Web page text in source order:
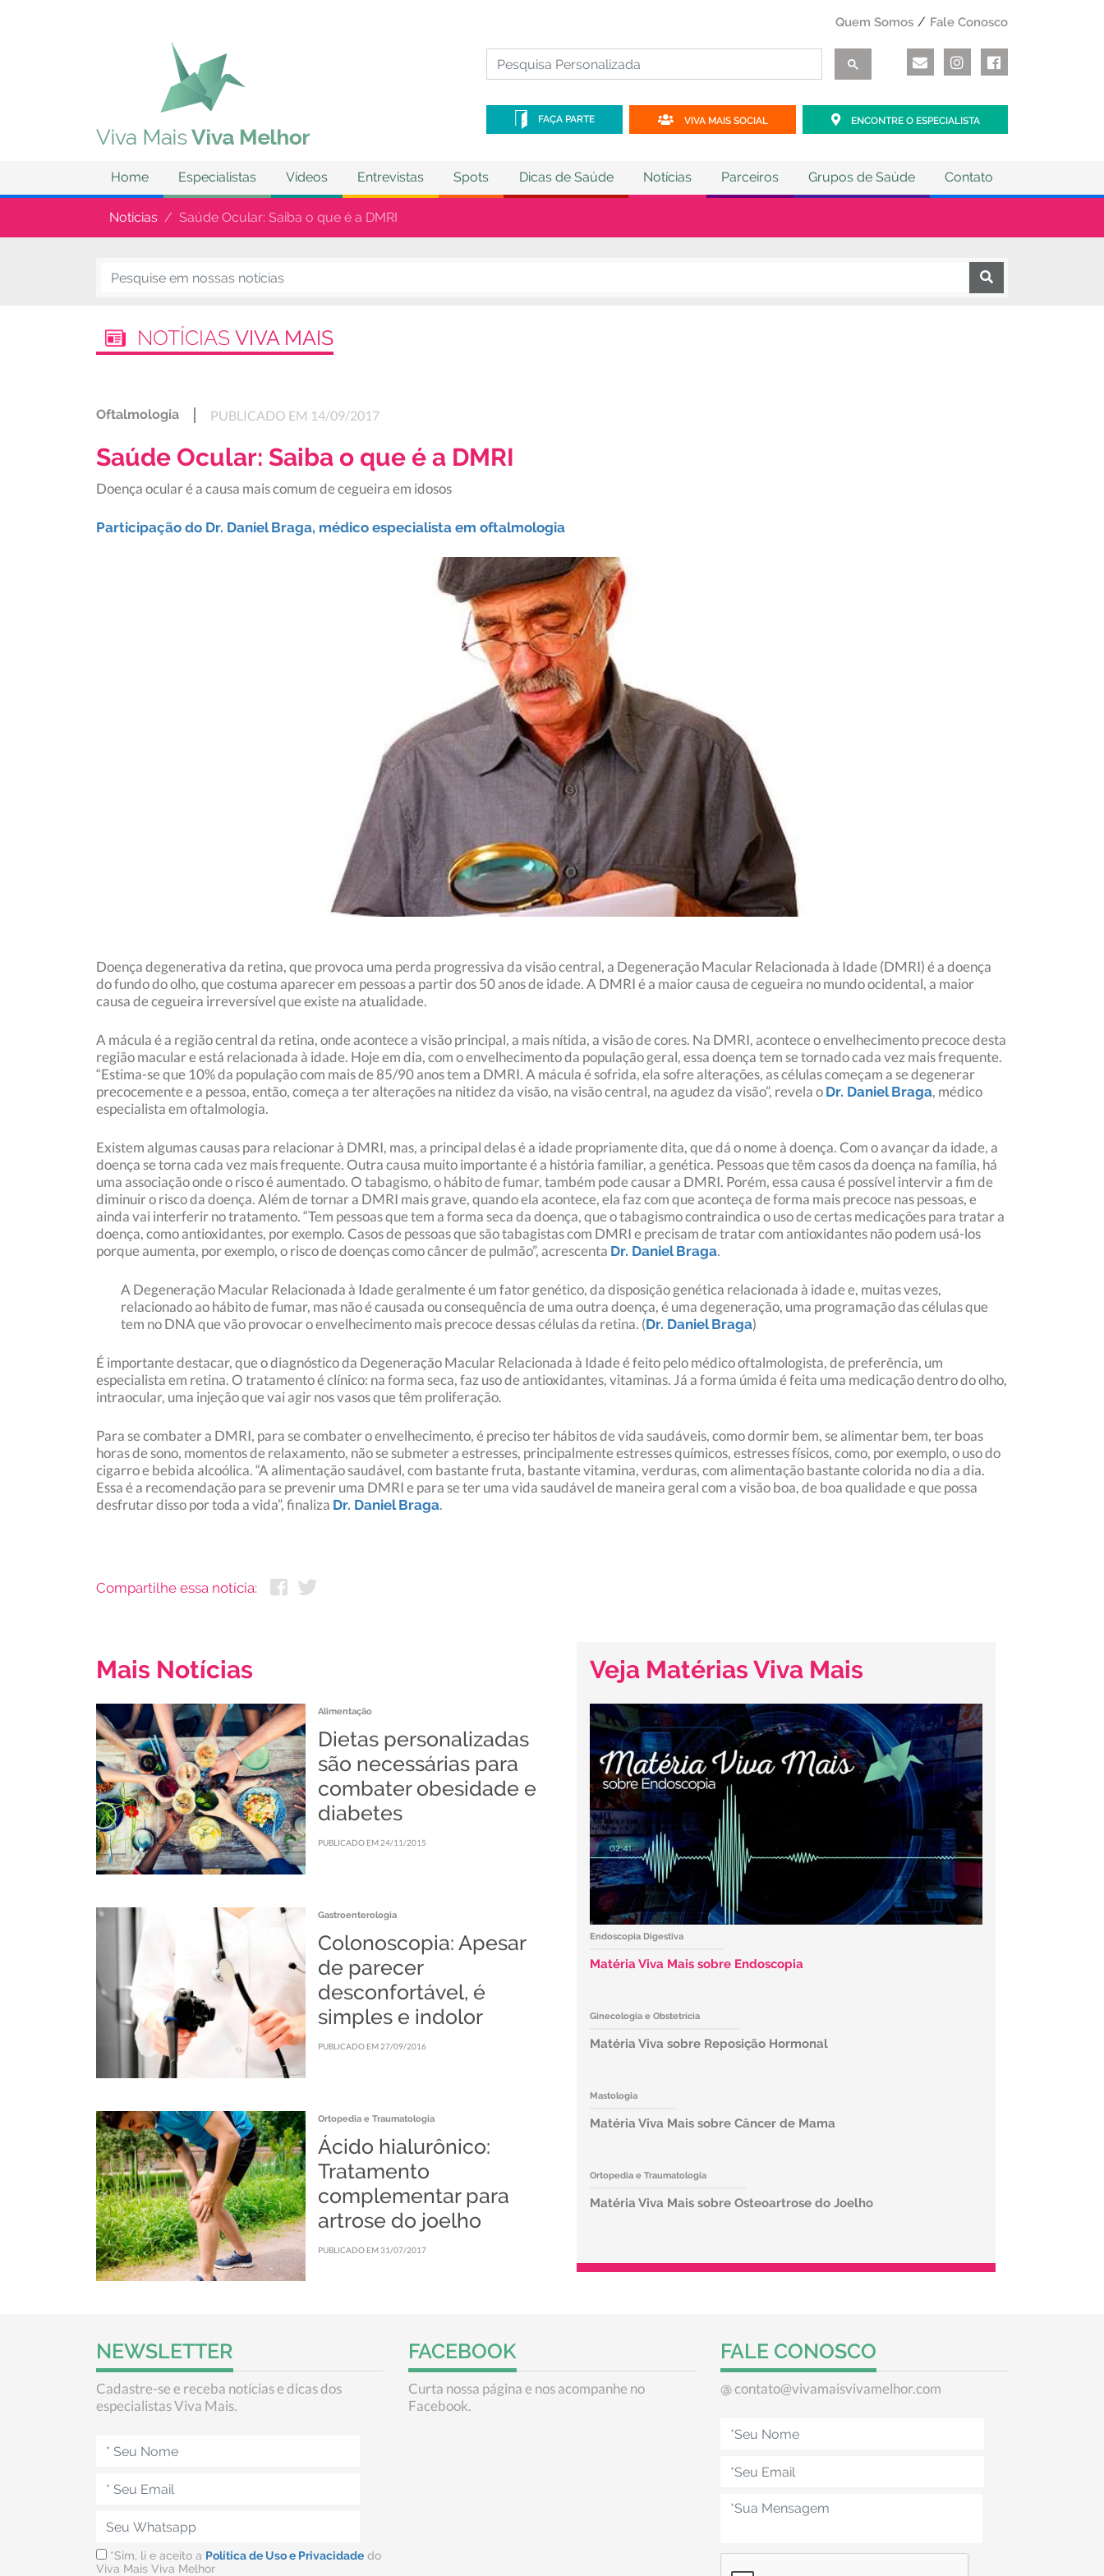
Quem Somos Fale Conosco
FAÇA PARTE VIVA MAIS SOCIAL ENCONTRE O ESPECIALISTA
Home Especialistas Vídeos Entrevistas Spots Dicas de Saúde Notícias Parceiros Grupos de Saúde Contato
Notícias Saúde Ocular: Saiba o que é a DMRI
NOTÍCIAS VIVA MAIS
Oftalmologia PUBLICADO EM 14/09/2017
Saúde Ocular: Saiba o que é a DMRI
Doença ocular é a causa mais comum de cegueira em idosos
Participação do Dr. Daniel Braga, médico especialista em oftalmologia
Doença degenerativa da retina, que provoca uma perda progressiva da visão central, a Degeneração Macular Relacionada à Idade (DMRI) é a doença
do fundo do olho, que costuma aparecer em pessoas a partir dos 50 anos de idade. A DMRI é a maior causa de cegueira no mundo ocidental, a maior
causa de cegueira irreversível que existe na atualidade.
A mácula é a região central da retina, onde acontece a visão principal, a mais nítida, a visão de cores. Na DMRI, acontece o envelhecimento precoce desta
região macular e está relacionada à idade. Hoje em dia, com o envelhecimento da população geral, essa doença tem se tornado cada vez mais frequente.
“Estima-se que 10% da população com mais de 85/90 anos tem a DMRI. A mácula é sofrida, ela sofre alterações, as células começam a se degenerar
precocemente e a pessoa, então, começa a ter alterações na nitidez da visão, na visão central, na agudez da visão”, revela o Dr. Daniel Braga, médico
especialista em oftalmologia.
Existem algumas causas para relacionar à DMRI, mas, a principal delas é a idade propriamente dita, que dá o nome à doença. Com o avançar da idade, a
doença se torna cada vez mais frequente. Outra causa muito importante é a história familiar, a genética. Pessoas que têm casos da doença na família, há
uma associação onde o risco é aumentado. O tabagismo, o hábito de fumar, também pode causar a DMRI. Porém, essa causa é possível intervir a fim de
diminuir o risco da doença. Além de tornar a DMRI mais grave, quando ela acontece, ela faz com que aconteça de forma mais precoce nas pessoas, e
ainda vai interferir no tratamento. “Tem pessoas que tem a forma seca da doença, que o tabagismo contraindica o uso de certas medicações para tratar a
doença, como antioxidantes, por exemplo. Casos de pessoas que são tabagistas com DMRI e precisam de tratar com antioxidantes não podem usá-los
porque aumenta, por exemplo, o risco de doenças como câncer de pulmão”, acrescenta Dr. Daniel Braga.
A Degeneração Macular Relacionada à Idade geralmente é um fator genético, da disposição genética relacionada à idade e, muitas vezes,
relacionado ao hábito de fumar, mas não é causada ou consequência de uma outra doença, é uma degeneração, uma programação das células que
tem no DNA que vão provocar o envelhecimento mais precoce dessas células da retina. (Dr. Daniel Braga)
É importante destacar, que o diagnóstico da Degeneração Macular Relacionada à Idade é feito pelo médico oftalmologista, de preferência, um
especialista em retina. O tratamento é clínico: na forma seca, faz uso de antioxidantes, vitaminas. Já a forma úmida é feita uma medicação dentro do olho,
intraocular, uma injeção que vai agir nos vasos que têm proliferação.
Para se combater a DMRI, para se combater o envelhecimento, é preciso ter hábitos de vida saudáveis, como dormir bem, se alimentar bem, ter boas
horas de sono, momentos de relaxamento, não se submeter a estresses, principalmente estresses químicos, estresses físicos, como, por exemplo, o uso do
cigarro e bebida alcoólica. “A alimentação saudável, com bastante fruta, bastante vitamina, verduras, com alimentação bastante colorida no dia a dia.
Essa é a recomendação para se prevenir uma DMRI e para se ter uma vida saudável de maneira geral com a visão boa, de boa qualidade e que possa
desfrutar disso por toda a vida”, finaliza Dr. Daniel Braga.
Compartilhe essa notícia:
Mais Notícias
Alimentação
Dietas personalizadas
são necessárias para
combater obesidade e
diabetes
PUBLICADO EM 24/11/2015
Gastroenterologia
Colonoscopia: Apesar
de parecer
desconfortável, é
simples e indolor
PUBLICADO EM 27/09/2016
Ortopedia e Traumatologia
Ácido hialurônico:
Tratamento
complementar para
artrose do joelho
PUBLICADO EM 31/07/2017
Veja Matérias Viva Mais
Endoscopia Digestiva
Matéria Viva Mais sobre Endoscopia
Ginecologia e Obstetrícia
Matéria Viva sobre Reposição Hormonal
Mastologia
Matéria Viva Mais sobre Câncer de Mama
Ortopedia e Traumatologia
Matéria Viva Mais sobre Osteoartrose do Joelho
NEWSLETTER
Cadastre-se e receba notícias e dicas dos
especialistas Viva Mais.
*Sim, li e aceito a Política de Uso e Privacidade do
Viva Mais Viva Melhor
FACEBOOK
Curta nossa página e nos acompanhe no
Facebook.
FALE CONOSCO
@contato@vivamaisvivamelhor.com